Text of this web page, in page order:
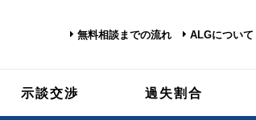
無料相談までの流れ ALGについて
示談交渉 過失割合